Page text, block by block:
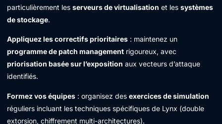
particulièrement les serveurs de virtualisation et les systèmes
de stockage.
Appliquez les correctifs prioritaires : maintenez un
programme de patch management rigoureux, avec
priorisation basée sur l’exposition aux vecteurs d’attaque
identifiés.
Formez vos équipes : organisez des exercices de simulation
réguliers incluant les techniques spécifiques de Lynx (double
extorsion, chiffrement multi-architectures).